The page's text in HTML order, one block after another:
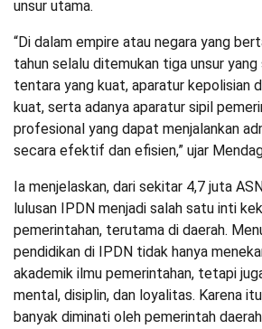
unsur utama.
“Di dalam empire atau negara yang
tahun selalu ditemukan tiga unsur yang
tentara yang kuat, aparatur kepolisian
kuat, serta adanya aparatur sipil
profesional yang dapat menjalankan
secara efektif dan efisien,” ujar
Ia menjelaskan, dari sekitar 4,7 juta
lulusan IPDN menjadi salah satu inti
pemerintahan, terutama di daerah.
pendidikan di IPDN tidak hanya
akademik ilmu pemerintahan, tetapi
mental, disiplin, dan loyalitas. Karena
banyak diminati oleh pemerintah